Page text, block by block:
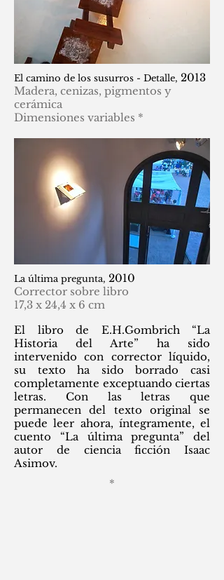
El camino de los susurros - Detalle, 2013
Madera, cenizas, pigmentos y
cerámica
Dimensiones variables *
La última pregunta, 2010
Corrector sobre libro
17,3 x 24,4 x 6 cm
El libro de E.H.Gombrich “La
Historia del Arte” ha sido
intervenido con corrector líquido,
su texto ha sido borrado casi
completamente exceptuando ciertas
letras. Con las letras que
permanecen del texto original se
puede leer ahora, íntegramente, el
cuento “La última pregunta” del
autor de ciencia ficción Isaac
Asimov.​
*